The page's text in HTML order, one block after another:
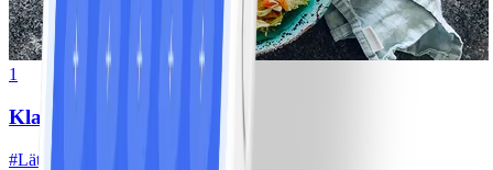
1
Klassisk vitkålssallad
#Lätt 20 MIN